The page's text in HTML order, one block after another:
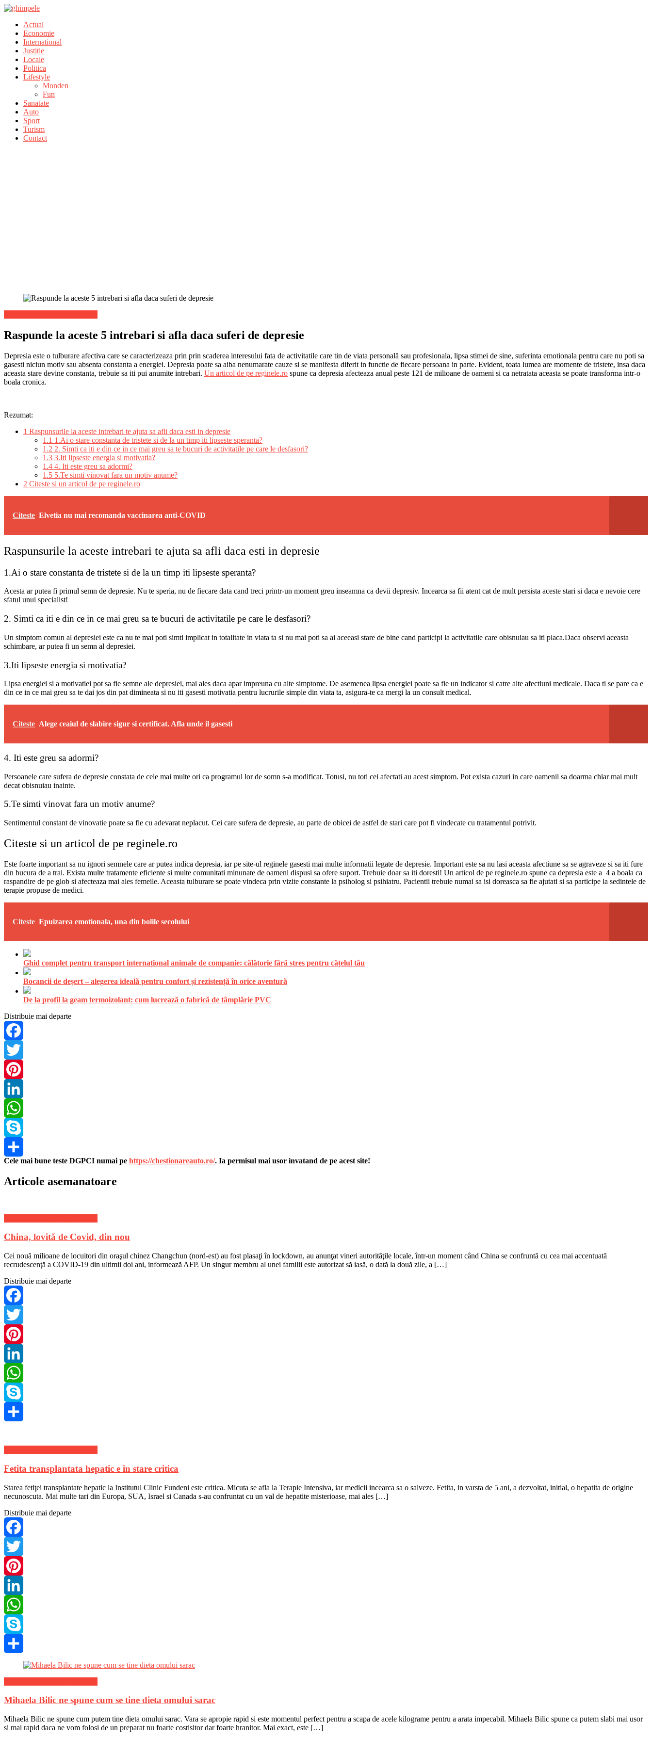
Actual
Economie
International
Justitie
Locale
Politica
Lifestyle
Monden
Fun
Sanatate
Auto
Sport
Turism
Contact
Raspunde la aceste 5 intrebari si afla daca suferi de depresie
Depresia este o tulburare afectiva care se caracterizeaza prin prin scaderea interesului fata de activitatile care tin de viata personală sau profesionala, lipsa stimei de sine, suferinta emotionala pentru care nu poti sa
gasesti niciun motiv sau absenta constanta a energiei. Depresia poate sa aiba nenumarate cauze si se manifesta diferit in functie de fiecare persoana in parte. Evident, toata lumea are momente de tristete, insa daca
aceasta stare devine constanta, trebuie sa iti pui anumite intrebari. Un articol de pe reginele.ro spune ca depresia afecteaza anual peste 121 de milioane de oameni si ca netratata aceasta se poate transforma intr-o
boala cronica.
Rezumat:
1 Raspunsurile la aceste intrebari te ajuta sa afli daca esti in depresie
1.1 1.Ai o stare constanta de tristete si de la un timp iti lipseste speranta?
1.2 2. Simti ca iti e din ce in ce mai greu sa te bucuri de activitatile pe care le desfasori?
1.3 3.Iti lipseste energia si motivatia?
1.4 4. Iti este greu sa adormi?
1.5 5.Te simti vinovat fara un motiv anume?
2 Citeste si un articol de pe reginele.ro
Citeste Elvetia nu mai recomanda vaccinarea anti-COVID
Raspunsurile la aceste intrebari te ajuta sa afli daca esti in depresie
1.Ai o stare constanta de tristete si de la un timp iti lipseste speranta?
Acesta ar putea fi primul semn de depresie. Nu te speria, nu de fiecare data cand treci printr-un moment greu inseamna ca devii depresiv. Incearca sa fii atent cat de mult persista aceste stari si daca e nevoie cere
sfatul unui specialist!
2. Simti ca iti e din ce in ce mai greu sa te bucuri de activitatile pe care le desfasori?
Un simptom comun al depresiei este ca nu te mai poti simti implicat in totalitate in viata ta si nu mai poti sa ai aceeasi stare de bine cand participi la activitatile care obisnuiau sa iti placa.Daca observi aceasta
schimbare, ar putea fi un semn al depresiei.
3.Iti lipseste energia si motivatia?
Lipsa energiei si a motivatiei pot sa fie semne ale depresiei, mai ales daca apar impreuna cu alte simptome. De asemenea lipsa energiei poate sa fie un indicator si catre alte afectiuni medicale. Daca ti se pare ca e
din ce in ce mai greu sa te dai jos din pat dimineata si nu iti gasesti motivatia pentru lucrurile simple din viata ta, asigura-te ca mergi la un consult medical.
Citeste Alege ceaiul de slabire sigur si certificat. Afla unde il gasesti
4. Iti este greu sa adormi?
Persoanele care sufera de depresie constata de cele mai multe ori ca programul lor de somn s-a modificat. Totusi, nu toti cei afectati au acest simptom. Pot exista cazuri in care oamenii sa doarma chiar mai mult
decat obisnuiau inainte.
5.Te simti vinovat fara un motiv anume?
Sentimentul constant de vinovatie poate sa fie cu adevarat neplacut. Cei care sufera de depresie, au parte de obicei de astfel de stari care pot fi vindecate cu tratamentul potrivit.
Citeste si un articol de pe reginele.ro
Este foarte important sa nu ignori semnele care ar putea indica depresia, iar pe site-ul reginele gasesti mai multe informatii legate de depresie. Important este sa nu lasi aceasta afectiune sa se agraveze si sa iti fure
din bucura de a trai. Exista multe tratamente eficiente si multe comunitati minunate de oameni dispusi sa ofere suport. Trebuie doar sa iti doresti! Un articol de pe reginele.ro spune ca depresia este a 4 a boala ca
raspandire de pe glob si afecteaza mai ales femeile. Aceasta tulburare se poate vindeca prin vizite constante la psiholog si psihiatru. Pacientii trebuie numai sa isi doreasca sa fie ajutati si sa participe la sedintele de
terapie propuse de medici.
Citeste Epuizarea emotionala, una din bolile secolului
Ghid complet pentru transport internațional animale de companie: călătorie fără stres pentru cățelul tău
Bocancii de deșert – alegerea ideală pentru confort și rezistență în orice aventură
De la profil la geam termoizolant: cum lucrează o fabrică de tâmplărie PVC
Distribuie mai departe
Facebook
Twitter
Pinterest
LinkedIn
WhatsApp
Skype
Share
Cele mai bune teste DGPCI numai pe https://chestionareauto.ro/. Ia permisul mai usor invatand de pe acest site!
Articole asemanatoare
China, lovită de Covid, din nou
Cei nouă milioane de locuitori din oraşul chinez Changchun (nord-est) au fost plasaţi în lockdown, au anunţat vineri autorităţile locale, într-un moment când China se confruntă cu cea mai accentuată
recrudescenţă a COVID-19 din ultimii doi ani, informează AFP. Un singur membru al unei familii este autorizat să iasă, o dată la două zile, a […]
Distribuie mai departe
Facebook
Twitter
Pinterest
LinkedIn
WhatsApp
Skype
Fetita transplantata hepatic e in stare critica
Starea fetiţei transplantate hepatic la Institutul Clinic Fundeni este critica. Micuta se afla la Terapie Intensiva, iar medicii incearca sa o salveze. Fetita, in varsta de 5 ani, a dezvoltat, initial, o hepatita de origine
necunoscuta. Mai multe tari din Europa, SUA, Israel si Canada s-au confruntat cu un val de hepatite misterioase, mai ales […]
Distribuie mai departe
Facebook
Twitter
Pinterest
LinkedIn
WhatsApp
Skype
Mihaela Bilic ne spune cum se tine dieta omului sarac
Mihaela Bilic ne spune cum putem tine dieta omului sarac. Vara se apropie rapid si este momentul perfect pentru a scapa de acele kilograme pentru a arata impecabil. Mihaela Bilic spune ca putem slabi mai usor
si mai rapid daca ne vom folosi de un preparat nu foarte costisitor dar foarte hranitor. Mai exact, este […]